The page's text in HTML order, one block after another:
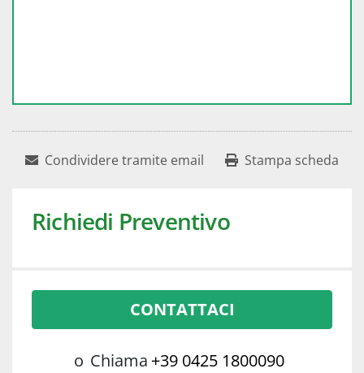
Condividere tramite email Stampa scheda
Richiedi Preventivo
CONTATTACI
o Chiama +39 0425 1800090